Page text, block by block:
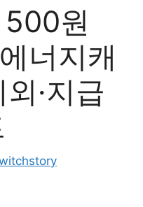
원
너지캐
·지급